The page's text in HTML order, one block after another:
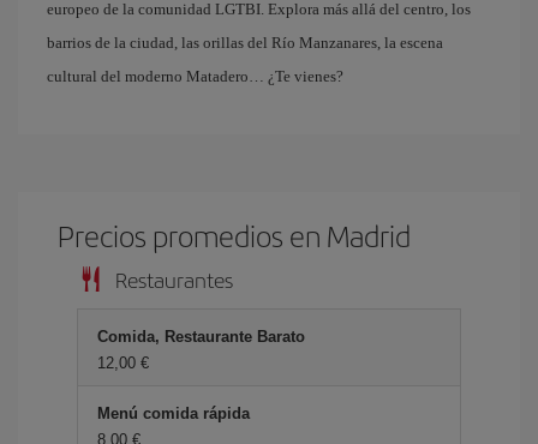
europeo de la comunidad LGTBI. Explora más allá del centro, los
barrios de la ciudad, las orillas del Río Manzanares, la escena
cultural del moderno Matadero… ¿Te vienes?
Precios promedios en Madrid
Restaurantes
Comida, Restaurante Barato
12,00
Menú comida rápida
8,00